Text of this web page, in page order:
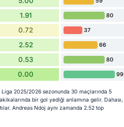
1.91 80
0.72 37
2.52 66
0.53 80
0.00 99
2025/2026 sezonunda 30 maçlarında 5
bir gol yediği anlamına gelir. Dahası,
Andreas Ndoj aynı zamanda 2.52 top